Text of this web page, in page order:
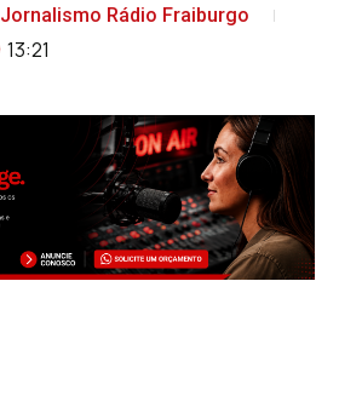
Jornalismo Rádio Fraiburgo
13:21